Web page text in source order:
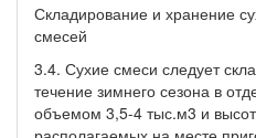
Складирование и хранение
смесей
3.4. Сухие смеси следует
течение зимнего сезона в
объемом 3,5-4 тыс.м3 и